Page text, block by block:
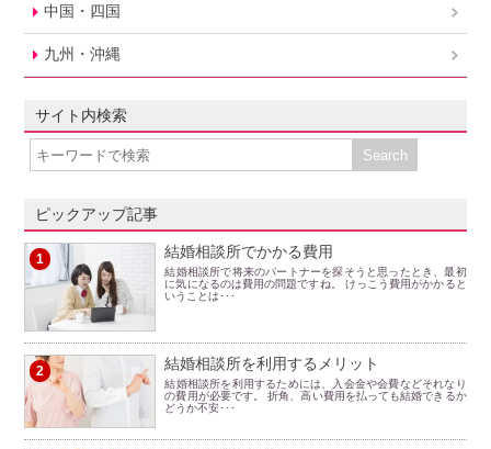
中国・四国
九州・沖縄
サイト内検索
ピックアップ記事
1 結婚相談所でかかる費用
結婚相談所で将来のパートナーを探そうと思ったとき、最初
に気になるのは費用の問題ですね。 けっこう費用がかかると
いうことは･･･
2 結婚相談所を利用するメリット
結婚相談所を利用するためには、入会金や会費などそれなり
の費用が必要です。 折角、高い費用を払っても結婚できるか
どうか不安･･･